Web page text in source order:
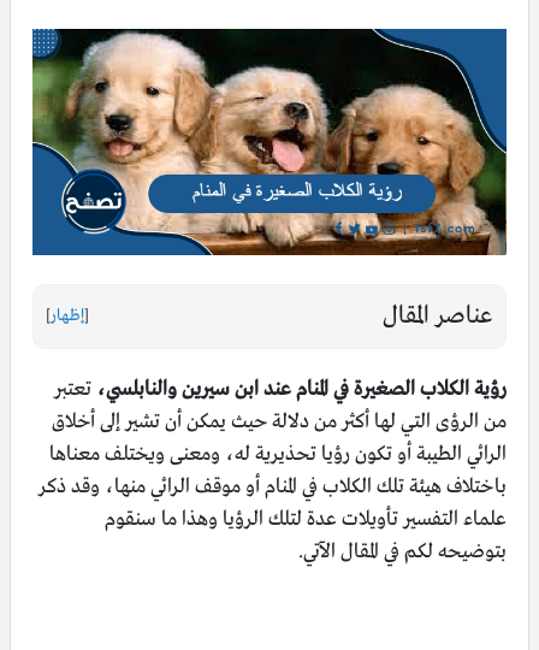
عناصر المقال [إظهار]
رؤية الكلاب الصغيرة في المنام عند ابن سيرين والنابلسي، تعتبر
من الرؤى التي لها أكثر من دلالة حيث يمكن أن تشير إلى أخلاق
الرائي الطيبة أو تكون رؤيا تحذيرية له، ومعنى ويختلف معناها
باختلاف هيئة تلك الكلاب في المنام أو موقف الرائي منها، وقد ذكر
علماء التفسير تأويلات عدة لتلك الرؤيا وهذا ما سنقوم
بتوضيحه لكم في المقال الآتي.